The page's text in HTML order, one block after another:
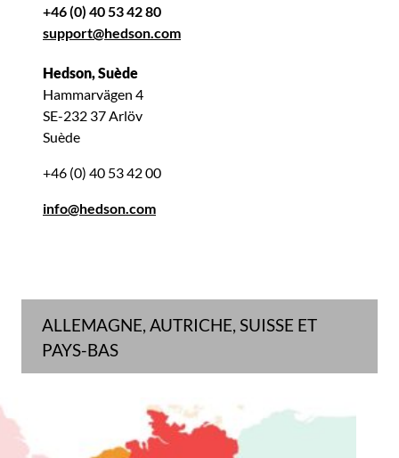
+46 (0) 40 53 42 80
support@hedson.com
Hedson, Suède
Hammarvägen 4
SE-232 37 Arlöv
Suède
+46 (0) 40 53 42 00
info@hedson.com
ALLEMAGNE, AUTRICHE, SUISSE ET
PAYS-BAS